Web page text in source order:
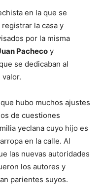
en la que se
la casa y
por la misma
Pacheco y
se dedicaban al
hubo muchos ajustes
de cuestiones
yeclana cuyo hijo es
en la calle. Al
las nuevas autoridades
los autores y
parientes suyos.